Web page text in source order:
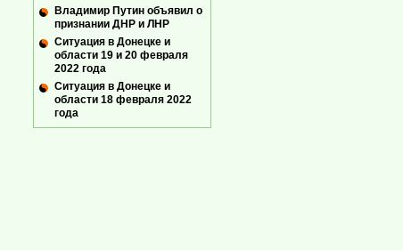
Владимир Путин объявил о
признании ДНР и ЛНР
Ситуация в Донецке и
области 19 и 20 февраля
2022 года
Ситуация в Донецке и
области 18 февраля 2022
года